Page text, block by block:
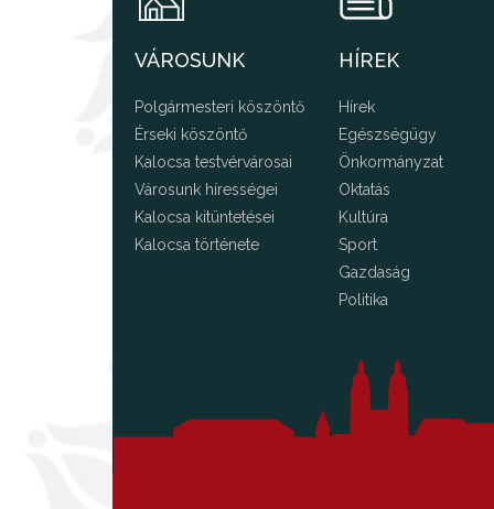
VÁROSUNK
Polgármesteri köszöntő
Érseki köszöntő
Kalocsa testvérvárosai
Városunk hírességei
Kalocsa kitüntetései
Kalocsa története
HÍREK
Hírek
Egészségügy
Önkormányzat
Oktatás
Kultúra
Sport
Gazdaság
Politika